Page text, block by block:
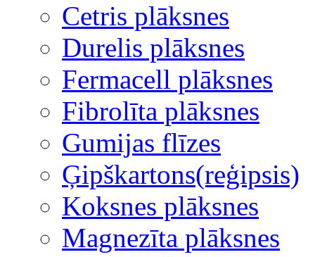
Cetris plāksnes
Durelis plāksnes
Fermacell plāksnes
Fibrolīta plāksnes
Gumijas flīzes
Ģipškartons(reģipsis)
Koksnes plāksnes
Magnezīta plāksnes